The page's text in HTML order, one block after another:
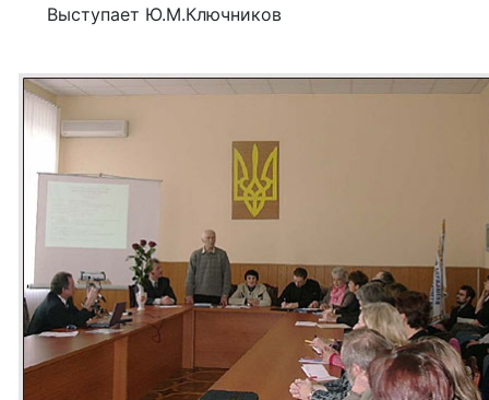
Выступает Ю.М.Ключников